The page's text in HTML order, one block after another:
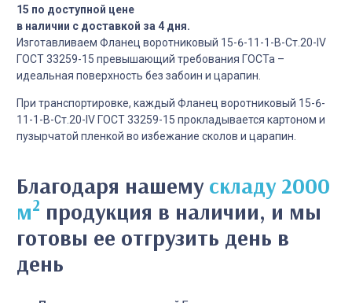
15 по доступной цене
в наличии с доставкой за 4 дня.
Изготавливаем Фланец воротниковый 15-6-11-1-B-Cт.20-IV
ГОСТ 33259-15 превышающий требования ГОСТа –
идеальная поверхность без забоин и царапин.
При транспортировке, каждый Фланец воротниковый 15-6-
11-1-B-Cт.20-IV ГОСТ 33259-15 прокладывается картоном и
пузырчатой пленкой во избежание сколов и царапин.
Благодаря нашему складу 2000
м2 продукция в наличии, и мы
готовы ее отгрузить день в
день